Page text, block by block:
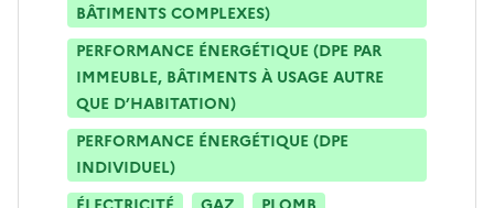
BÂTIMENTS COMPLEXES)
PERFORMANCE ÉNERGÉTIQUE (DPE PAR
IMMEUBLE, BÂTIMENTS À USAGE AUTRE
QUE D’HABITATION)
PERFORMANCE ÉNERGÉTIQUE (DPE
INDIVIDUEL)